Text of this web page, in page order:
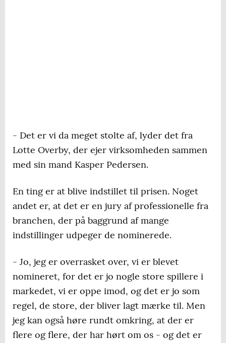
- Det er vi da meget stolte af, lyder det fra
Lotte Overby, der ejer virksomheden sammen
med sin mand Kasper Pedersen.
En ting er at blive indstillet til prisen. Noget
andet er, at det er en jury af professionelle fra
branchen, der på baggrund af mange
indstillinger udpeger de nominerede.
- Jo, jeg er overrasket over, vi er blevet
nomineret, for det er jo nogle store spillere i
markedet, vi er oppe imod, og det er jo som
regel, de store, der bliver lagt mærke til. Men
jeg kan også høre rundt omkring, at der er
flere og flere, der har hørt om os - og det er